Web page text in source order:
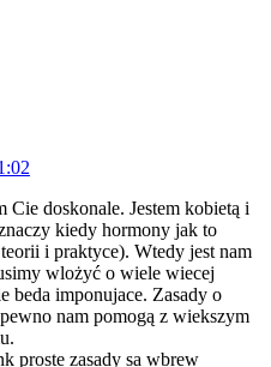
Cie doskonale. Jestem kobietą i
kiedy hormony jak to
i praktyce). Wtedy jest nam
wlożyć o wiele wiecej
beda imponujace. Zasady o
nam pomogą z wiekszym
proste zasady sa wbrew